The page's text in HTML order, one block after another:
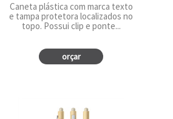
Caneta plástica com marca texto
e tampa protetora localizados no
topo. Possui clip e ponte...
orçar